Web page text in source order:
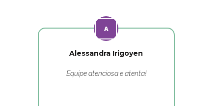
Alessandra Irigoyen
Equipe atenciosa e atenta!